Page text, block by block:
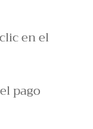
en el
pago